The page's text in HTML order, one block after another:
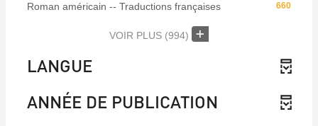
660
Roman américain -- Traductions françaises
VOIR PLUS (994)
LANGUE
ANNÉE DE PUBLICATION